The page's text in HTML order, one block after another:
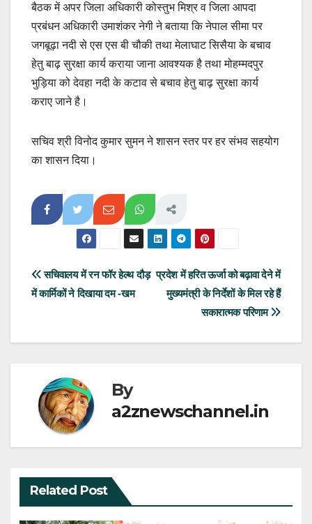
बैठक में अपर जिला अधिकारी कोस्तुभ मिश्र व जिला आपदा
प्रबंधन अधिकारी उमाशंकर नेगी ने बताया कि नेपाल सीमा पर
जगबूढ़ा नदी से एस एस बी चौकी तथा मेलाघाट सिसैया के बचाव
हेतु बाढ़ सुरक्षा कार्य कराया जाना आवश्यक है तथा मोहम्मदपुर
भुड़िया को देवहा नदी के कटाव से बचाव हेतु बाढ़ सुरक्षा कार्य
कराए जाने है।
सचिव श्री विनोद कुमार सुमन ने शासन स्तर पर हर संभव सहयोग
का शासन दिया।
Post
navigation
प्रदेश में हरित ऊर्जा को बढ़ावा देने में
मुख्यमंत्री के निर्देशों के मिल रहे हैं
सकारात्मक परिणाम
सचिवालय में रन फॉर हेल्थ दौड़
में कार्मिकों ने दिखाया दम -खम
By
a2znewschannel.in
Related Post